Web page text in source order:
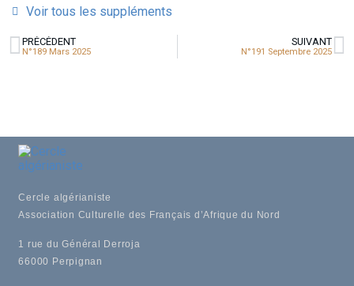
Voir tous les suppléments
PRÉCÉDENT
N°189 Mars 2025
SUIVANT
N°191 Septembre 2025
Cercle algérianiste
Association Culturelle des Français d’Afrique du Nord
1 rue du Général Derroja
66000 Perpignan